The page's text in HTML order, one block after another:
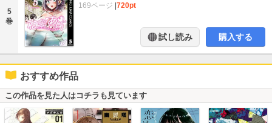
5
巻
169ページ |720pt
試し読み 購入する
おすすめ作品
この作品を見た人はコチラも見ています